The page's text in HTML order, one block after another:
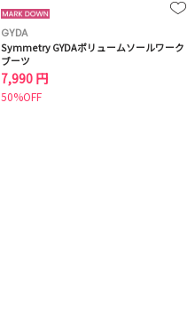
GYDA
Symmetry GYDAボリュームソールワーク
ブーツ
7,990 円
50%OFF